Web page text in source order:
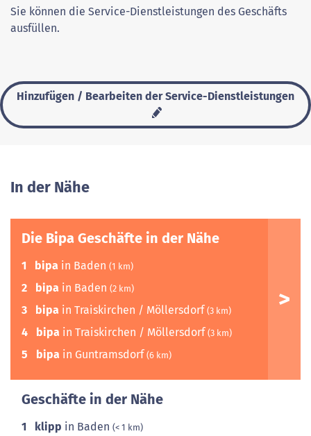
Sie können die Service-Dienstleistungen des Geschäfts
ausfüllen.
Hinzufügen / Bearbeiten der Service-Dienstleistungen
In der Nähe
Die Bipa Geschäfte in der Nähe
1 bipa in Baden (1 km)
2 bipa in Baden (2 km)
3 bipa in Traiskirchen / Möllersdorf (3 km)
4 bipa in Traiskirchen / Möllersdorf (3 km)
5 bipa in Guntramsdorf (6 km)
Geschäfte in der Nähe
1 klipp in Baden (< 1 km)